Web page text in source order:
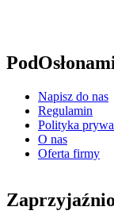
Napisz do nas
Regulamin
Polityka
O nas
Oferta firmy